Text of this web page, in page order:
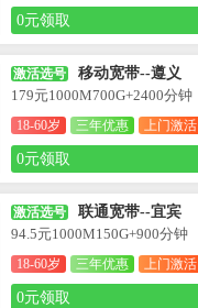
0元领取
激活选号
移动宽带--遵义
179元1000M700G+2400分钟
18-60岁 三年优惠 上门激活
0元领取
激活选号
联通宽带--宜宾
94.5元1000M150G+900分钟
18-60岁 三年优惠 上门激活
0元领取